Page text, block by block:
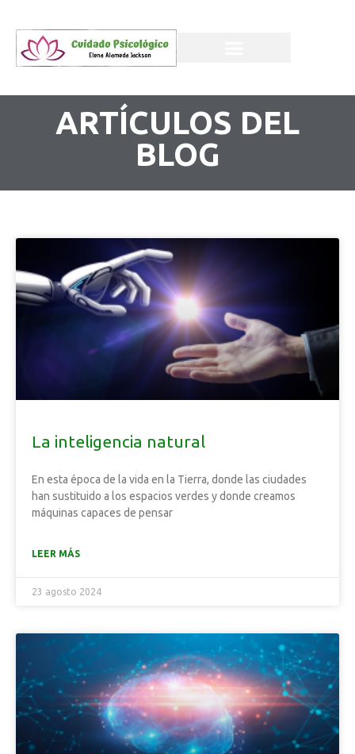
ARTÍCULOS DEL
BLOG
La inteligencia natural
En esta época de la vida en la Tierra, donde las ciudades
han sustituido a los espacios verdes y donde creamos
máquinas capaces de pensar
LEER MÁS
23 agosto 2024